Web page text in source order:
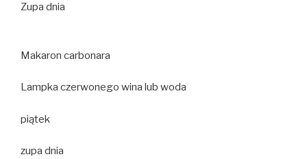
Zupa dnia
Makaron carbonara
Lampka czerwonego wina lub woda
piątek
zupa dnia